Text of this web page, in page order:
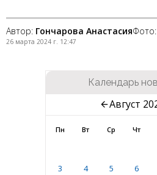
Автор: Гончарова АнастасияФото:
26 марта 2024 г. 12:47
Календарь
Август
Пн Вт Ср Чт
3
4 5 6